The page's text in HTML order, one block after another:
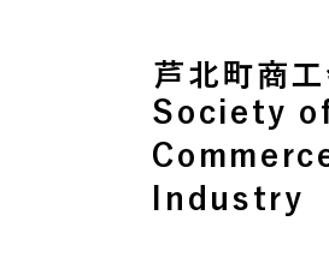
芦北町商工
Society
Industry